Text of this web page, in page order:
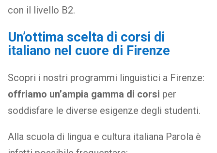
con il livello B2.
Un’ottima scelta di corsi di
italiano nel cuore di Firenze
Scopri i nostri programmi linguistici a Firenze:
offriamo un’ampia gamma di corsi per
soddisfare le diverse esigenze degli studenti.
Alla scuola di lingua e cultura italiana Parola è